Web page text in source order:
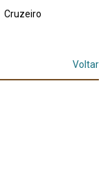
Cruzeiro
Voltar